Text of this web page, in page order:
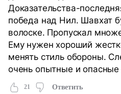
Доказательства-
победа над Нил. Шавхат
волоске. Пропускал
Ему нужен хороший
менять стиль обороны.
очень опытные и
21 Ответить